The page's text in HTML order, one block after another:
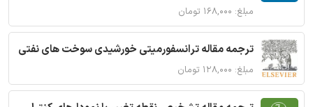
مبلغ: ۱۶۸,۰۰۰ تومان
ترجمه مقاله ترانسفورمیتی خورشیدی سوخت های نفتی
مبلغ: ۱۲۸,۰۰۰ تومان